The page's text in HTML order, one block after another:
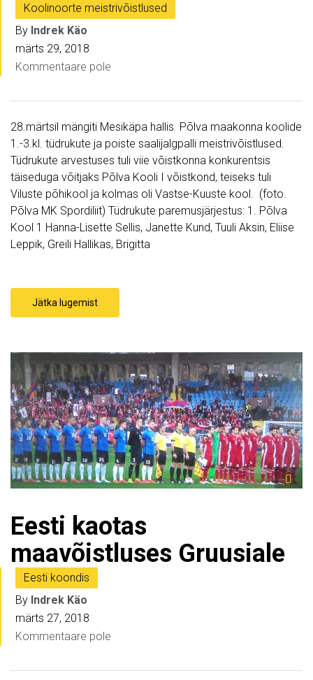
Koolinoorte meistrivõistlused
By Indrek Käo
märts 29, 2018
Kommentaare pole
28.märtsil mängiti Mesikäpa hallis Põlva maakonna koolide
1.-3.kl. tüdrukute ja poiste saalijalgpalli meistrivõistlused.
Tüdrukute arvestuses tuli viie võistkonna konkurentsis
täiseduga võitjaks Põlva Kooli I võistkond, teiseks tuli
Viluste põhikool ja kolmas oli Vastse-Kuuste kool. (foto.
Põlva MK Spordiliit) Tüdrukute paremusjärjestus: 1. Põlva
Kool 1 Hanna-Lisette Sellis, Janette Kund, Tuuli Aksin, Eliise
Leppik, Greili Hallikas, Brigitta
Jätka lugemist
Eesti kaotas
maavõistluses Gruusiale
Eesti koondis
By Indrek Käo
märts 27, 2018
Kommentaare pole